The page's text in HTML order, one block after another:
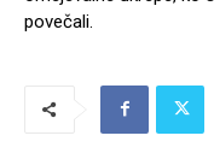
povečali.